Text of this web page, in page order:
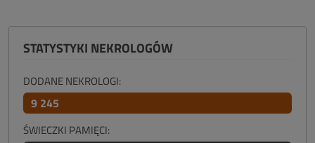
STATYSTYKI NEKROLOGÓW
DODANE NEKROLOGI:
9 245
ŚWIECZKI PAMIĘCI: